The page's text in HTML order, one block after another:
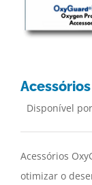
Disponível
Acessórios
otimizar o